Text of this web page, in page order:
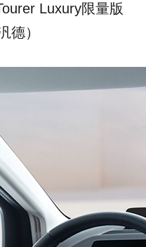
Luxury限量版
德）